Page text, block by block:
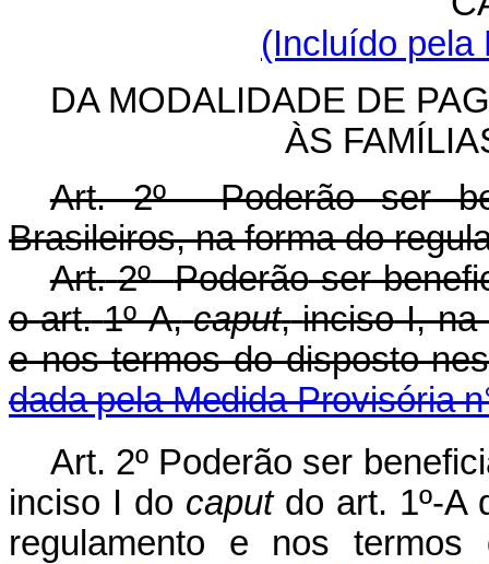
(Incluído pela
DA MODALIDADE DE
ÀS
Art. 2º Poderão ser
Brasileiros, na forma do
Art. 2º Poderão ser
o art. 1º-A, caput, inciso I, na
e nos termos do disposto
dada pela Medida Provisória
Art. 2º Poderão ser
inciso I do caputdo art. 1º-A
regulamento e nos